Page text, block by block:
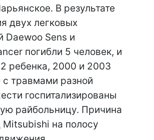
В результате
двух легковых
Daewoo Sens и
погибли 5 человек, и
ребенка, 2000 и 2003
с травмами разной
госпитализированы
райбольницу. Причина
на полосу